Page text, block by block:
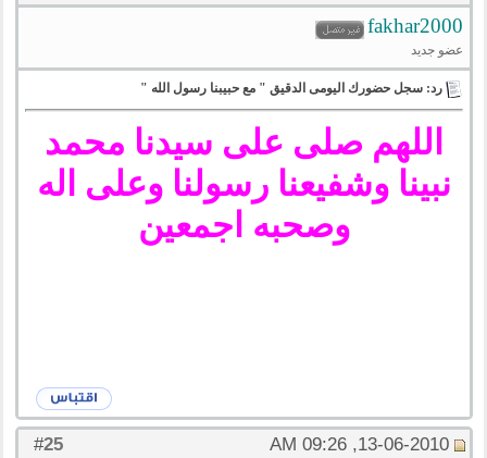
fakhar2000
عضو جديد
رد: سجل حضورك اليومى الدقيق " مع حبيبنا رسول الله "
اللهم صلى على سيدنا محمد
نبينا وشفيعنا رسولنا وعلى اله
وصحبه اجمعين
#
25 13-06-2010, 09:26 AM